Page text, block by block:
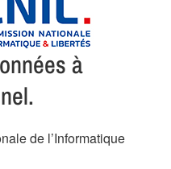
à
de l’Informatique